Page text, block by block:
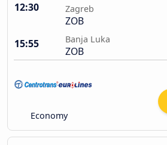
12:30 Zagreb
ZOB
15:55
Banja Luka
ZOB
Economy